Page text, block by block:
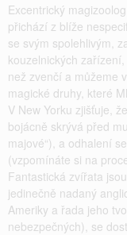
Excentrický
přichází z blíže
se svým spolehlivým,
kouzelnických
než zvenčí a můžeme
magické druhy, které
V New Yorku zjišťuje,
bojácně skrývá před
majové“), a odhalení
(vzpomínáte si na
Fantastická zvířata
jedinečně nadaný
Ameriky a řada jeho
nebezpečných), se